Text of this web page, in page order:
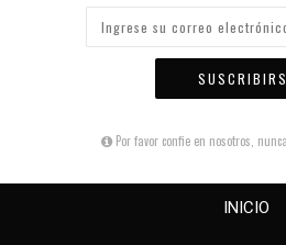
Por favor confie en nosotros,
INICIO